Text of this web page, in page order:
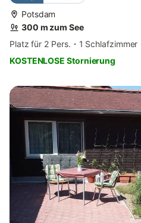
Potsdam
300 m zum See
Platz für 2 Pers.
1 Schlafzimmer
KOSTENLOSE Stornierung